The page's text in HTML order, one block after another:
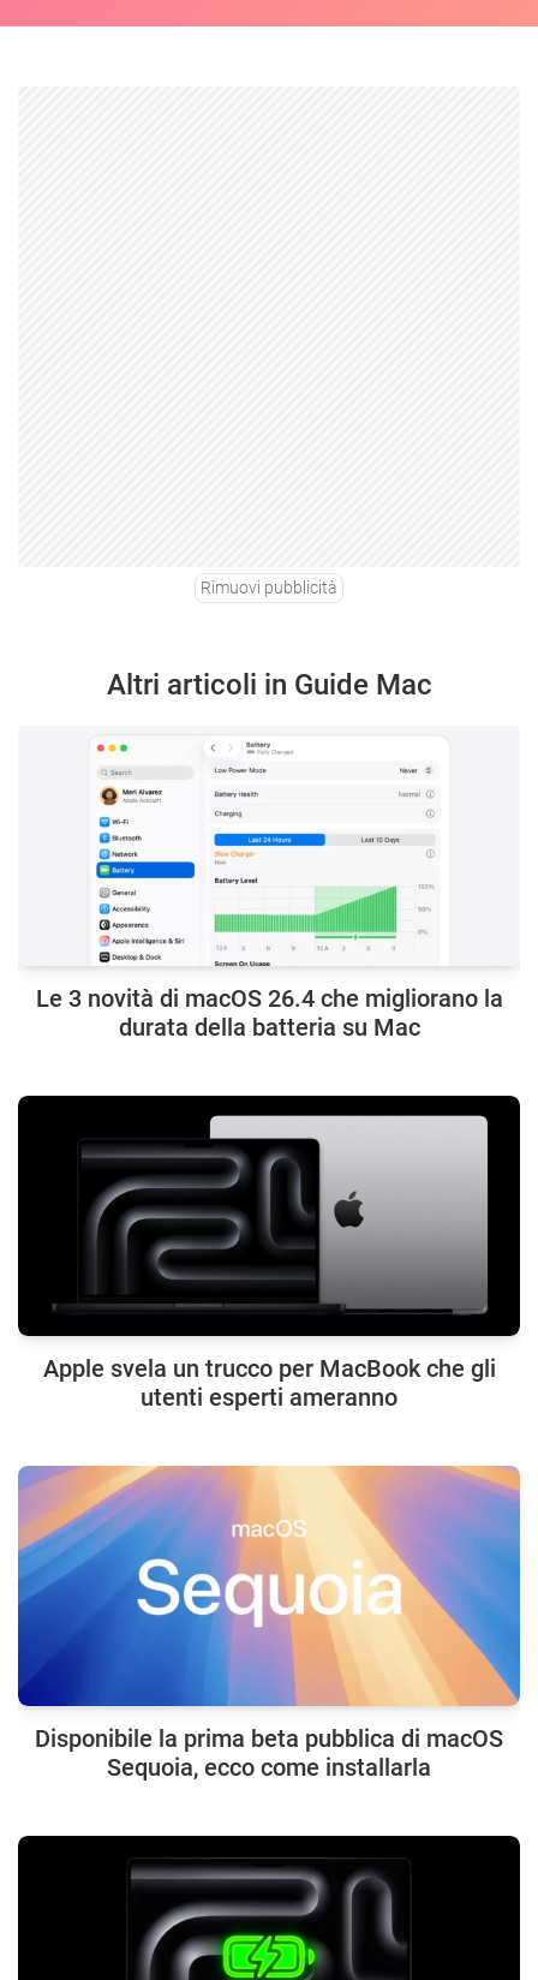
Rimuovi pubblicità
Altri articoli in Guide Mac
Le 3 novità di macOS 26.4 che migliorano la
durata della batteria su Mac
Apple svela un trucco per MacBook che gli
utenti esperti ameranno
Disponibile la prima beta pubblica di macOS
Sequoia, ecco come installarla